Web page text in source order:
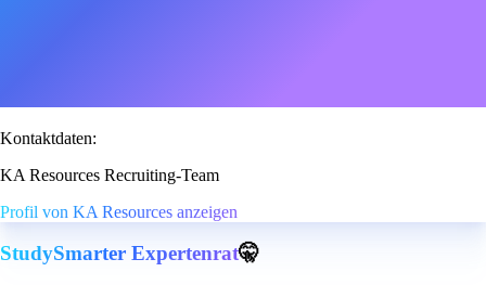
Kontaktdaten:
KA Resources Recruiting-Team
Profil von KA Resources anzeigen
StudySmarter Expertenrat🤫